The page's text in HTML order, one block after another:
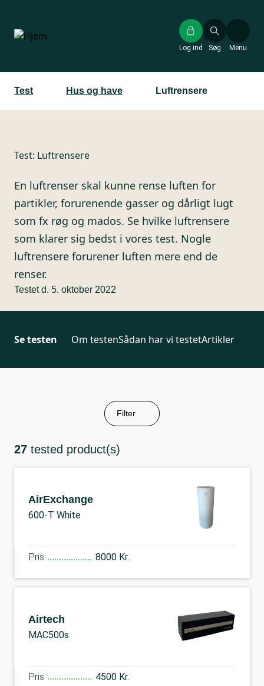
hovedindhold
Søg
Log ind Menu
Test Hus og have Luftrensere
Test: Luftrensere
En luftrenser skal kunne rense luften for
partikler, forurenende gasser og dårligt lugt
som fx røg og mados. Se hvilke luftrensere
som klarer sig bedst i vores test. Nogle
luftrensere forurener luften mere end de
renser.
Testet d. 5. oktober 2022
Se testen Om testenSådan har vi testetArtikler
Filter
27 tested product(s)
AirExchange
600-T White
Pris 8000 Kr.
Airtech
MAC500s
Pris 4500 Kr.